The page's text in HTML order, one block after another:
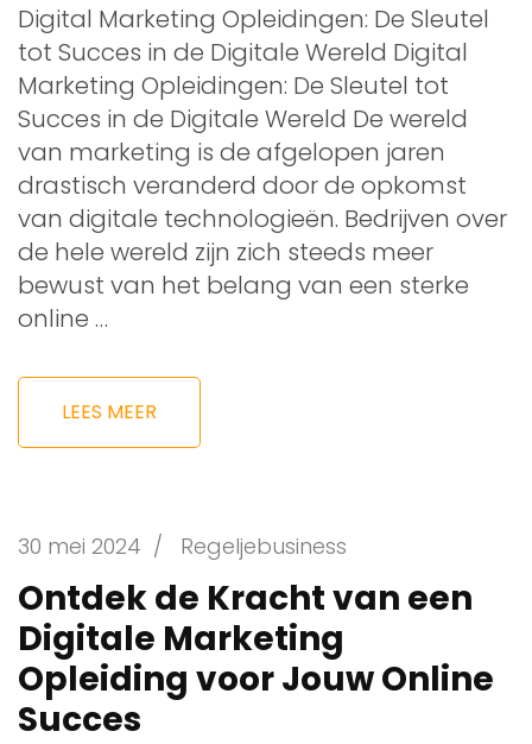
Digital Marketing Opleidingen: De Sleutel
tot Succes in de Digitale Wereld Digital
Marketing Opleidingen: De Sleutel tot
Succes in de Digitale Wereld De wereld
van marketing is de afgelopen jaren
drastisch veranderd door de opkomst
van digitale technologieën. Bedrijven over
de hele wereld zijn zich steeds meer
bewust van het belang van een sterke
online …
LEES MEER
30 mei 2024 / Regeljebusiness
Ontdek de Kracht van een
Digitale Marketing
Opleiding voor Jouw Online
Succes